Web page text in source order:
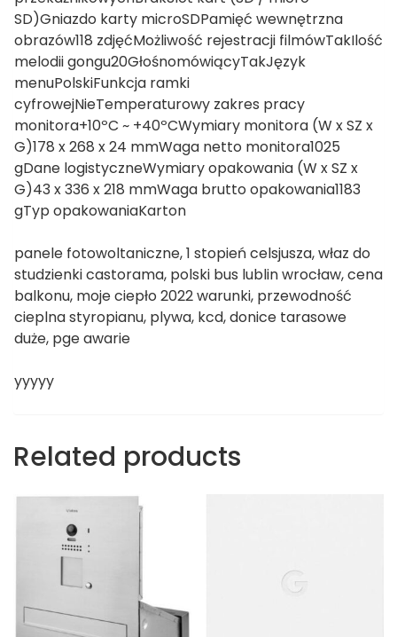
SD)Gniazdo karty microSDPamięć wewnętrzna
obrazów118 zdjęćMożliwość rejestracji filmówTakIlość
melodii gongu20GłośnomówiącyTakJęzyk
menuPolskiFunkcja ramki
cyfrowejNieTemperaturowy zakres pracy
monitora+10ºC ~ +40ºCWymiary monitora (W x SZ x
G)178 x 268 x 24 mmWaga netto monitora1025
gDane logistyczneWymiary opakowania (W x SZ x
G)43 x 336 x 218 mmWaga brutto opakowania1183
gTyp opakowaniaKarton
panele fotowoltaniczne, 1 stopień celsjusza, właz do
studzienki castorama, polski bus lublin wrocław, cena
balkonu, moje ciepło 2022 warunki, przewodność
cieplna styropianu, plywa, kcd, donice tarasowe
duże, pge awarie
yyyyy
Related products